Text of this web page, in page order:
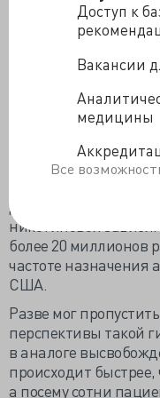
Доступ к
Вакансии
медицины
Все
американская FDA в
300 (Бупропион)
биоэквивалентным
разработанного
Не-трициклический
селективно
норадреналина и
остальных, не
действия препарат
никотиновой
более 20 миллионов
частоте назначения
США.
Разве мог
перспективы такой
в аналоге
происходит
а посему сотни